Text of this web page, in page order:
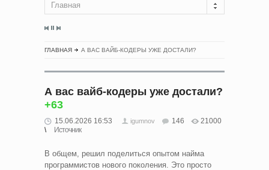
Главная
ГЛАВНАЯ А ВАС ВАЙБ-КОДЕРЫ УЖЕ ДОСТАЛИ?
А вас вайб-кодеры уже достали?
+63
15.06.2026 16:53 igumnov 146
21000
Источник
В общем, решил поделиться опытом найма
программистов нового поколения. Это просто